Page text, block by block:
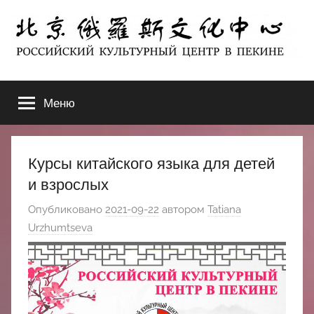
содержимому
北
京
俄
罗
斯
文
化
ЦЕНТР
В
ПЕКИНЕ
Меню
Курсы китайского языка для детей
и взрослых
Опубликовано 2021-09-22 автором Tatiana
Urzhumtseva